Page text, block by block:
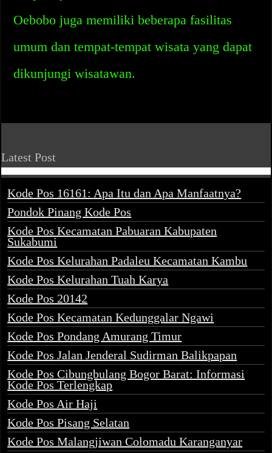
Oebobo juga memiliki beberapa fasilitas
umum dan tempat-tempat wisata yang dapat
dikunjungi wisatawan.
Latest Post
Kode Pos 16161: Apa Itu dan Apa Manfaatnya?
Pondok Pinang Kode Pos
Kode Pos Kecamatan Pabuaran Kabupaten
Sukabumi
Kode Pos Kelurahan Padaleu Kecamatan Kambu
Kode Pos Kelurahan Tuah Karya
Kode Pos 20142
Kode Pos Kecamatan Kedunggalar Ngawi
Kode Pos Pondang Amurang Timur
Kode Pos Jalan Jenderal Sudirman Balikpapan
Kode Pos Cibungbulang Bogor Barat: Informasi
Kode Pos Terlengkap
Kode Pos Air Haji
Kode Pos Pisang Selatan
Kode Pos Malangjiwan Colomadu Karanganyar